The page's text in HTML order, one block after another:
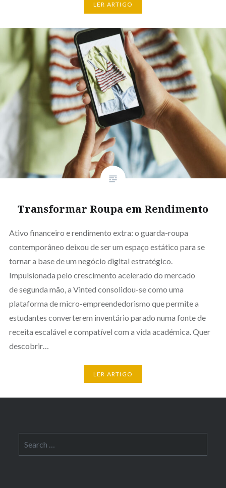
LER ARTIGO
Transformar Roupa em Rendimento
Ativo financeiro e rendimento extra: o guarda-roupa
contemporâneo deixou de ser um espaço estático para se
tornar a base de um negócio digital estratégico.
Impulsionada pelo crescimento acelerado do mercado
de segunda mão, a Vinted consolidou-se como uma
plataforma de micro-empreendedorismo que permite a
estudantes converterem inventário parado numa fonte de
receita escalável e compatível com a vida académica. Quer
descobrir…
LER ARTIGO
for: